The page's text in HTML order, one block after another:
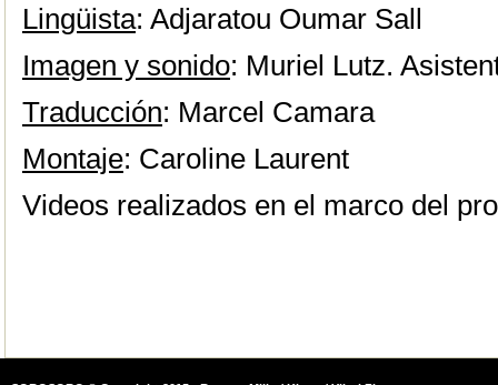
Lingüista: Adjaratou Oumar Sall
Imagen y sonido: Muriel Lutz.
Traducción: Marcel Camara
Montaje: Caroline Laurent
Videos realizados en el marco del